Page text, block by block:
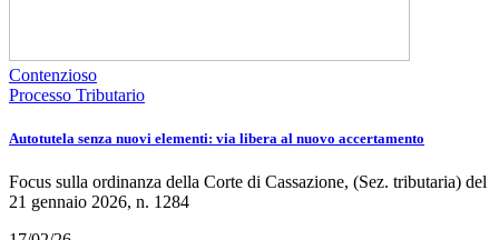
Contenzioso
Processo Tributario
Autotutela senza nuovi elementi: via libera al nuovo accertamento
Focus sulla ordinanza della Corte di Cassazione, (Sez. tributaria) del
21 gennaio 2026, n. 1284